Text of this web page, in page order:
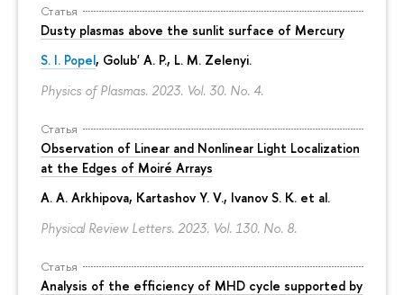
Статья
Dusty plasmas above the sunlit surface of Mercury
S. I. Popel, Golub' A. P., L. M. Zelenyi.
Physics of Plasmas. 2023. Vol. 30. No. 4.
Статья
Observation of Linear and Nonlinear Light Localization
at the Edges of Moiré Arrays
A. A. Arkhipova, Kartashov Y. V., Ivanov S. K. et al.
Physical Review Letters. 2023. Vol. 130. No. 8.
Статья
Analysis of the efficiency of MHD cycle supported by